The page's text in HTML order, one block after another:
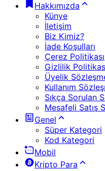
Hakkımızda
Künye
İletişim
Biz Kimiz?
İade Koşulları
Çerez Politikası
Gizlilik
Üyelik
Kullanım
Sıkça Sorulan
Mesafeli Satış
Genel
Süper Kategori
Kod Kategori
Mobil
Kripto Para